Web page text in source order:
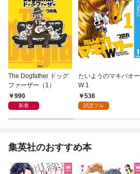
The Dogfather ドッグ
ファーザー（1）
990
新着
たいようのマキバオー
W 1
536
試読フル
集英社のおすすめ本